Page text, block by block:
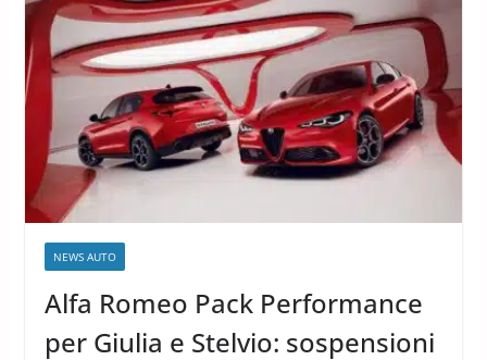
NEWS AUTO
Alfa Romeo Pack Performance
per Giulia e Stelvio: sospensioni